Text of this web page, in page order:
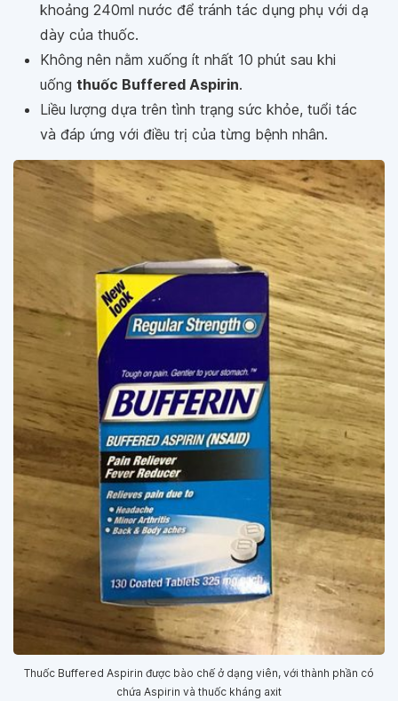
khoảng 240ml nước để tránh tác dụng phụ với dạ
dày của thuốc.
Không nên nằm xuống ít nhất 10 phút sau khi
uống thuốc Buffered Aspirin.
Liều lượng dựa trên tình trạng sức khỏe, tuổi tác
và đáp ứng với điều trị của từng bệnh nhân.
Thuốc Buffered Aspirin được bào chế ở dạng viên, với thành phần có
chứa Aspirin và thuốc kháng axit